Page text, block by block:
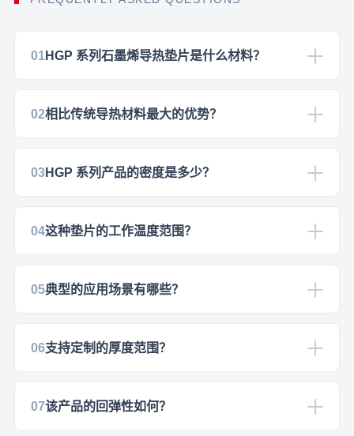
01HGP 系列石墨烯导热垫片是什么材料？
02相比传统导热材料最大的优势？
03HGP 系列产品的密度是多少？
04这种垫片的工作温度范围？
05典型的应用场景有哪些？
06支持定制的厚度范围？
07该产品的回弹性如何？